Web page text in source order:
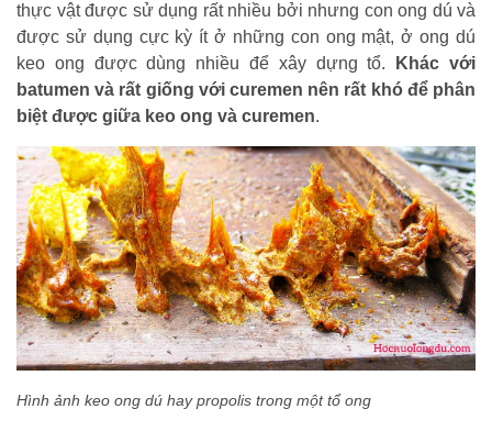
thực vật được sử dụng rất nhiều bởi nhưng con ong dú và
được sử dụng cực kỳ ít ở những con ong mật, ở ong dú
keo ong được dùng nhiều để xây dựng tổ.
Khác với
batumen và rất giống với curemen nên rất khó để phân
biệt được giữa keo ong và curemen.
Hình ảnh keo ong dú hay propolis trong một tổ ong